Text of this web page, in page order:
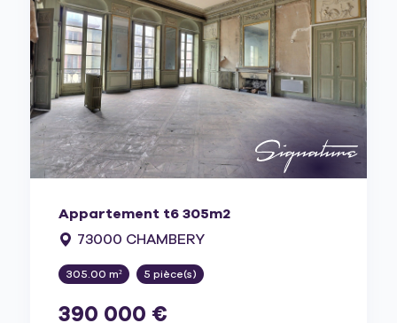
Appartement t6 305m2
73000 CHAMBERY
305.00 m² 5 pièce(s)
390 000 €